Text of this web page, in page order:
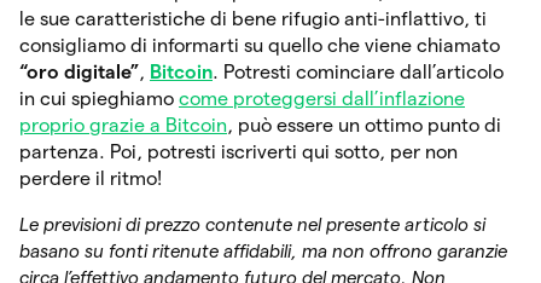
le sue caratteristiche di bene rifugio anti-inflattivo, ti
consigliamo di informarti su quello che viene chiamato
“oro digitale”, Bitcoin. Potresti cominciare dall’articolo
in cui spieghiamo come proteggersi dall’inflazione
proprio grazie a Bitcoin, può essere un ottimo punto di
partenza. Poi, potresti iscriverti qui sotto, per non
perdere il ritmo!
Le previsioni di prezzo contenute nel presente articolo si
basano su fonti ritenute affidabili, ma non offrono garanzie
circa l’effettivo andamento futuro del mercato. Non